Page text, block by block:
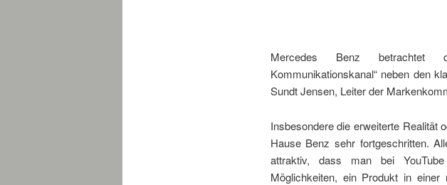
Mercedes Benz betrachtet
Kommunikationskanal“ neben den
Sundt Jensen, Leiter der
Insbesondere die erweiterte Realität
Hause Benz sehr fortgeschritten.
attraktiv, dass man bei
Möglichkeiten, ein Produkt in